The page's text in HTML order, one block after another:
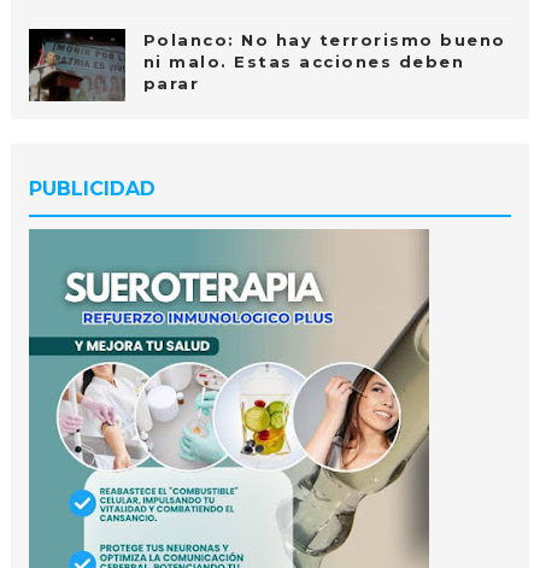
Polanco: No hay terrorismo bueno
ni malo. Estas acciones deben
parar
PUBLICIDAD